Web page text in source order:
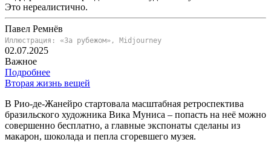
Это нереалистично.
Павел Ремнёв
Иллюстрация: «За рубежом», Midjourney
02.07.2025
Важное
Подробнее
Вторая жизнь вещей
В Рио-де-Жанейро стартовала масштабная ретроспектива
бразильского художника Вика Муниса – попасть на неё можно
совершенно бесплатно, а главные экспонаты сделаны из
макарон, шоколада и пепла сгоревшего музея.